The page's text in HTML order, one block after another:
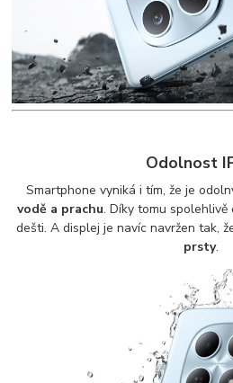
Odolnost
Smartphone vyniká i tím, že je
vodě a prachu. Díky tomu
dešti. A displej je navíc navržen tak,
prsty.